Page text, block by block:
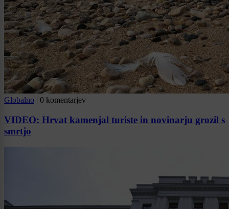
Globalno | 0 komentarjev
VIDEO: Hrvat kamenjal turiste in novinarju grozil s
smrtjo